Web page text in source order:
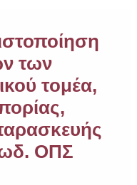
των
τομέα,
ΟΠΣ